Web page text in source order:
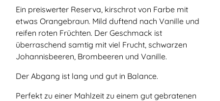
Ein preiswerter Reserva, kirschrot von Farbe mit
etwas Orangebraun. Mild duftend nach Vanille und
reifen roten Früchten. Der Geschmack ist
überraschend samtig mit viel Frucht, schwarzen
Johannisbeeren, Brombeeren und Vanille.
Der Abgang ist lang und gut in Balance.
Perfekt zu einer Mahlzeit zu einem gut gebratenen